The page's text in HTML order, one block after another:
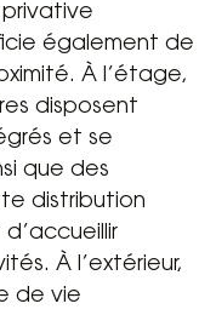
également de
À l’étage,
disposent
et se
que des
distribution
À l’extérieur,
de vie